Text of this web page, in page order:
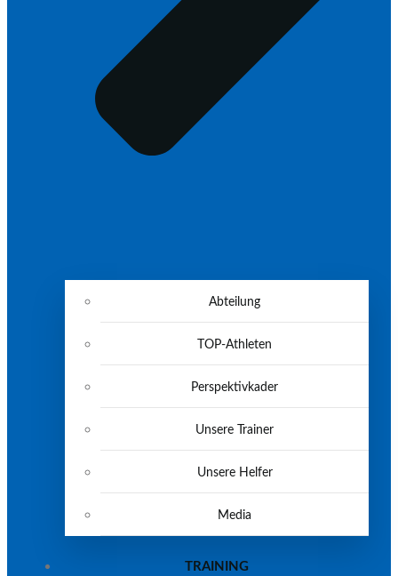
Abteilung
TOP-Athleten
Perspektivkader
Unsere Trainer
Unsere Helfer
Media
TRAINING